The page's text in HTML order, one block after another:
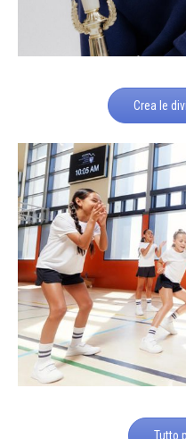
Crea le
Tutto